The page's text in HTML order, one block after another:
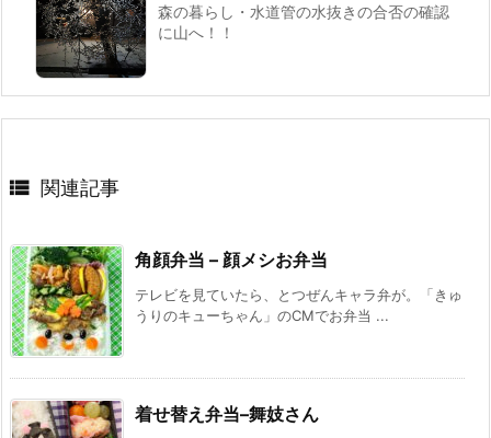
森の暮らし・水道管の水抜きの合否の確認
に山へ！！
 関連記事
角顔弁当 – 顔メシお弁当
テレビを見ていたら、とつぜんキャラ弁が。「きゅ
うりのキューちゃん」のCMでお弁当 ...
着せ替え弁当–舞妓さん